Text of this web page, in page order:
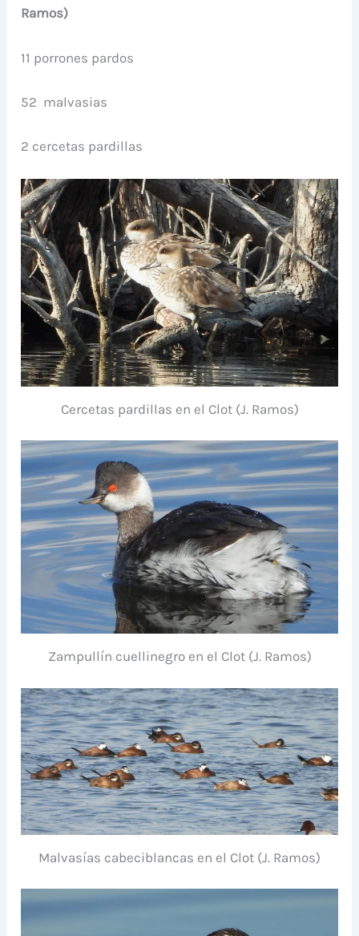
Ramos)
11 porrones pardos
52 malvasias
2 cercetas pardillas
Cercetas pardillas en el Clot (J. Ramos)
Zampullín cuellinegro en el Clot (J. Ramos)
Malvasías cabeciblancas en el Clot (J. Ramos)